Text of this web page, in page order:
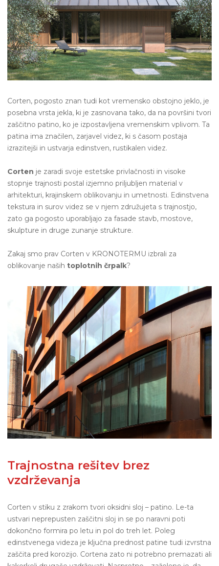
Corten, pogosto znan tudi kot vremensko obstojno jeklo, je
posebna vrsta jekla, ki je zasnovana tako, da na površini tvori
zaščitno patino, ko je izpostavljena vremenskim vplivom. Ta
patina ima značilen, zarjavel videz, ki s časom postaja
izrazitejši in ustvarja edinstven, rustikalen videz.
Corten je zaradi svoje estetske privlačnosti in visoke
stopnje trajnosti postal izjemno priljubljen material v
arhitekturi, krajinskem oblikovanju in umetnosti. Edinstvena
tekstura in surov videz se v njem združujeta s trajnostjo,
zato ga pogosto uporabljajo za fasade stavb, mostove,
skulpture in druge zunanje strukture.
Zakaj smo prav Corten v KRONOTERMU izbrali za
oblikovanje naših toplotnih črpalk?
Trajnostna rešitev brez
vzdrževanja
Corten v stiku z zrakom tvori oksidni sloj – patino. Le-ta
ustvari neprepusten zaščitni sloj in se po naravni poti
dokončno formira po letu in pol do treh let. Poleg
edinstvenega videza je ključna prednost patine tudi izvrstna
zaščita pred korozijo. Cortena zato ni potrebno premazati ali